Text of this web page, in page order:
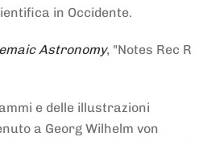
in Occidente.
Astronomy, "Notes Rec R
e delle illustrazioni
a Georg Wilhelm von